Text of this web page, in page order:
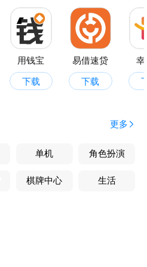
用钱宝
下载
易借速贷
下载
更多
单机 角色扮演
棋牌中心 生活